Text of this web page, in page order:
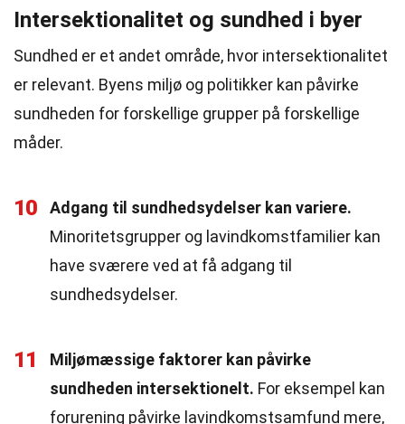
Intersektionalitet og sundhed i byer
Sundhed er et andet område, hvor intersektionalitet
er relevant. Byens miljø og politikker kan påvirke
sundheden for forskellige grupper på forskellige
måder.
10
Adgang til sundhedsydelser kan variere.
Minoritetsgrupper og lavindkomstfamilier kan
have sværere ved at få adgang til
sundhedsydelser.
11
Miljømæssige faktorer kan påvirke
sundheden intersektionelt. For eksempel kan
forurening påvirke lavindkomstsamfund mere,